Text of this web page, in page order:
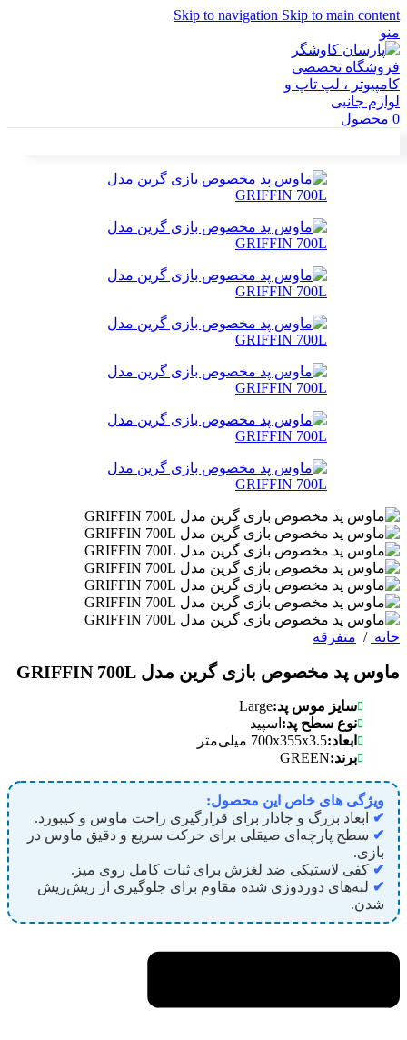
Skip to navigation Skip to main content
منو
0 محصول
خانه / متفرقه
ماوس پد مخصوص بازی گرین مدل GRIFFIN 700L
سایز موس پد:Large
نوع سطح پد: اسپید
ابعاد:700x355x3.5 میلی‌متر
برند:GREEN
ویژگی های خاص این محصول:
✔
ابعاد بزرگ و جادار برای قرارگیری راحت ماوس و کیبورد.
✔ سطح پارچه‌ای صیقلی برای حرکت سریع و دقیق ماوس در
بازی.
✔ کفی لاستیکی ضد لغزش برای ثبات کامل روی میز.
✔ لبه‌های دوردوزی شده مقاوم برای جلوگیری از ریش‌ریش
شدن.